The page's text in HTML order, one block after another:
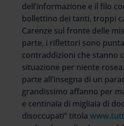
dell’informazione e il filo
bollettino dei tanti, troppi
Carenze sul fronte delle
parte, i riflettori sono
contraddizioni che stanno
situazione per niente
parte all’insegna di un
grandissimo affanno per
e centinaia di migliaia di
disoccupati” titola